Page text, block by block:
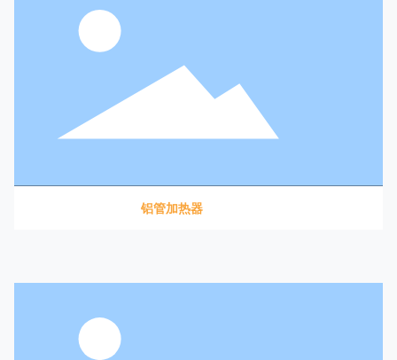
铝管加热器